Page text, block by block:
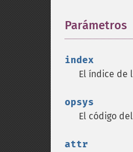
Parámetros
index
El índice de
opsys
El código
attr